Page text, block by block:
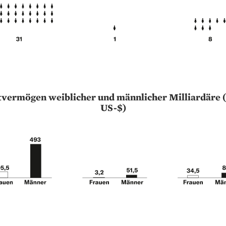
weiblicher und männlicher Milliardäre
US-$)